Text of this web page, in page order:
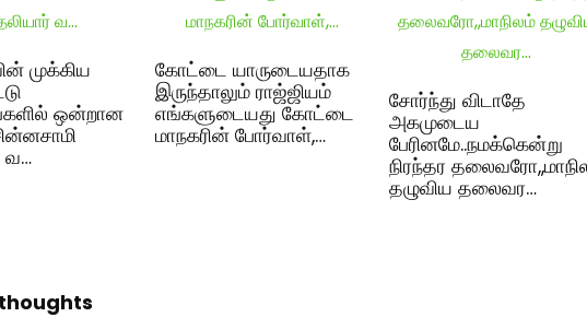
முக்கிய
ஒன்றான
வ…
கோட்டை யாருடையதாக
இருந்தாலும் ராஜ்ஜியம்
எங்களுடையது கோட்டை
மாநகரின் போர்வாள்,…
சோர்ந்து விடாதே
அகமுடைய
பேரினமே..நமக்கென்று
நிரந்தர
தழுவிய தலைவர…